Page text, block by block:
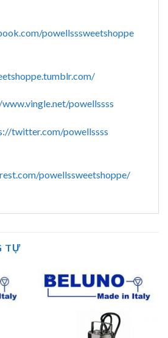
powellsssweetshoppe
powellssss
twitter.com/powellssss
powellssweetshoppe/
TỰ